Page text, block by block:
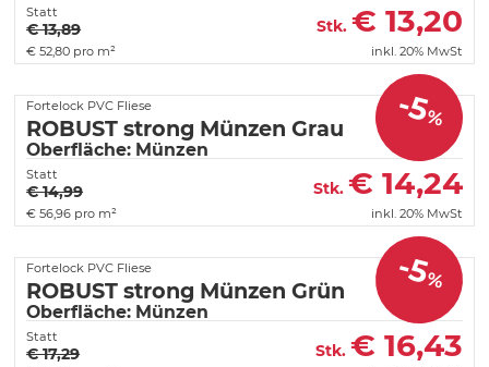
Statt
€ 13,89 Stk. € 13,20
€ 52,80 pro m² inkl. 20% MwSt
-5%
Fortelock PVC Fliese
ROBUST strong Münzen Grau
Oberfläche: Münzen
Statt
€ 14,99 Stk. € 14,24
€ 56,96 pro m² inkl. 20% MwSt
-5%
Fortelock PVC Fliese
ROBUST strong Münzen Grün
Oberfläche: Münzen
Statt
€ 17,29 Stk. € 16,43